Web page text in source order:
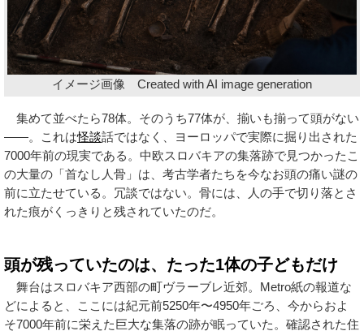
イメージ画像 Created with AI image generation
集めて並べたら78体。そのうち77体が、揃いも揃って頭がない
——。これは怪談話ではなく、ヨーロッパで実際に掘り出された
7000年前の現実である。中欧スロバキアの集落跡で見つかったこ
の大量の「首なし人骨」は、考古学者たちを今なお頭の痛い謎の
前に立たせている。冗談ではない。骨には、人の手で切り落とさ
れた痕がくっきりと残されていたのだ。
頭が残っていたのは、たった1体の子どもだけ
舞台はスロバキア西部の町ヴラーブレ近郊。Metro紙の報道な
どによると、ここには紀元前5250年〜4950年ごろ、今からおよ
そ7000年前に栄えた巨大な集落の跡が眠っていた。確認された住